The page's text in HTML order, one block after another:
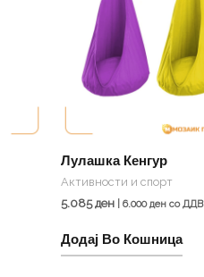
Лулашка Кенгур
Активности и спорт
5.085ден 6.000ден со ДДВ
Додај Во Кошница